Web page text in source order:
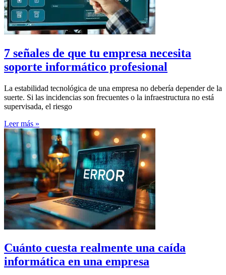
7 señales de que tu empresa necesita
soporte informático profesional
La estabilidad tecnológica de una empresa no debería depender de la
suerte. Si las incidencias son frecuentes o la infraestructura no está
supervisada, el riesgo
Leer más »
Cuánto cuesta realmente una caída
informática en una empresa